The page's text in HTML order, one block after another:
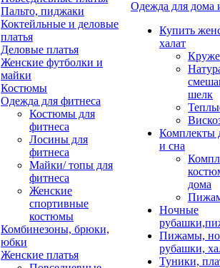
Пальто, пиджаки
Коктейльные и деловые
платья
Деловые платья
Женские футболки и
майки
Костюмы
Одежда для фитнеса
Костюмы для
фитнеса
Лосины для
фитнеса
Майки/ топы для
фитнеса
Женские
спортивные
костюмы
Комбинезоны, брюки,
юбки
Женские платья
Одежда для дома
Купить
халат
шелк
Комплекты
и сна
дома
Ночные
Пижамы,
рубашки,
Туники,